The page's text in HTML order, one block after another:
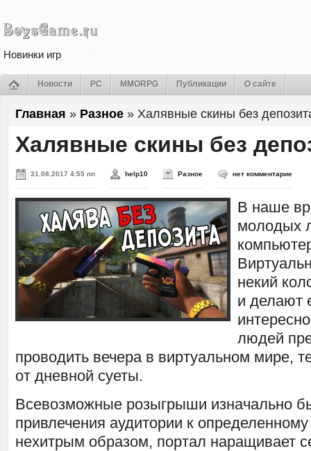
Новинки игр
Новости PC MMORPG Публикации О сайте
Главная » Разное » Халявные скины без
Халявные скины без
31.08.2017 4:55 пп help10 Разное нет комментарие
В наше
молодых
некий
и делают
людей
проводить вечера в виртуальном мире,
от дневной суеты.
Всевозможные розыгрыши изначально
привлечения аудитории к
нехитрым образом, портал наращивает